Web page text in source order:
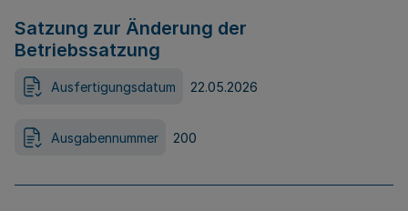
Satzung zur Änderung der
Betriebssatzung
Ausfertigungsdatum 22.05.2026
Ausgabennummer 200